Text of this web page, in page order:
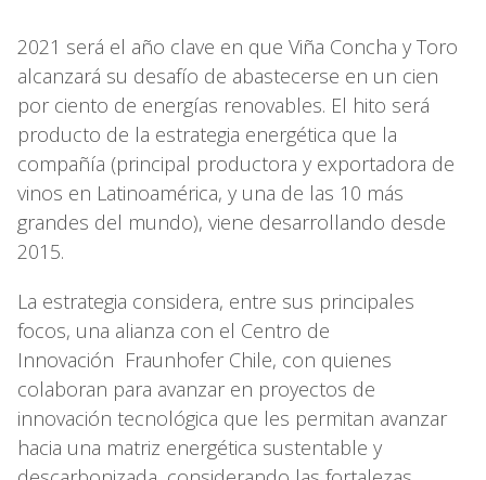
2021 será el año clave en que Viña Concha y Toro
alcanzará su desafío de abastecerse en un cien
por ciento de energías renovables. El hito será
producto de la estrategia energética que la
compañía (principal productora y exportadora de
vinos en Latinoamérica, y una de las 10 más
grandes del mundo), viene desarrollando desde
2015.
La estrategia considera, entre sus principales
focos, una alianza con el Centro de
Innovación Fraunhofer Chile, con quienes
colaboran para avanzar en proyectos de
innovación tecnológica que les permitan avanzar
hacia una matriz energética sustentable y